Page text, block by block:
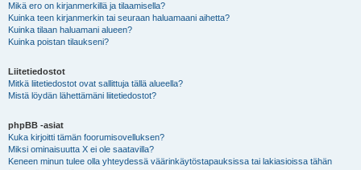
Mikä ero on kirjanmerkillä ja tilaamisella?
Kuinka teen kirjanmerkin tai seuraan haluamaani aihetta?
Kuinka tilaan haluamani alueen?
Kuinka poistan tilaukseni?
Liitetiedostot
Mitkä liitetiedostot ovat sallittuja tällä alueella?
Mistä löydän lähettämäni liitetiedostot?
phpBB -asiat
Kuka kirjoitti tämän foorumisovelluksen?
Miksi ominaisuutta X ei ole saatavilla?
Keneen minun tulee olla yhteydessä väärinkäytöstapauksissa tai lakiasioissa tähän